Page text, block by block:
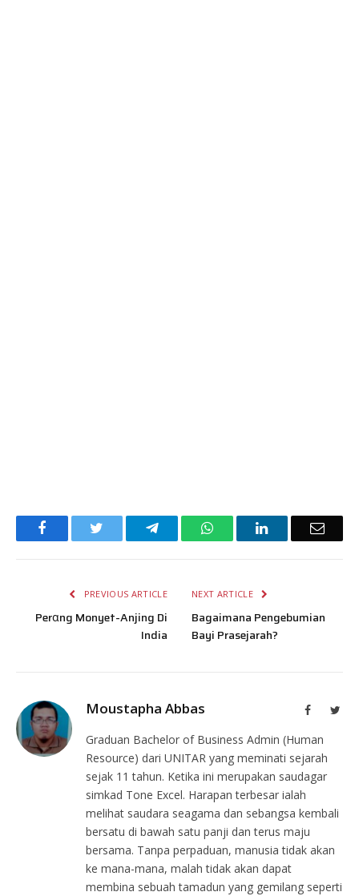
Facebook TelegramWhatsAppLinkedIn Email
PREVIOUS ARTICLE
Perαng Monyet-Anjing Di
India
NEXT ARTICLE
Bagaimana Pengebumian
Bayi Prasejarah?
Moustapha Abbas Facebook
Graduan Bachelor of Business Admin (Human
Resource) dari UNITAR yang meminati sejarah
sejak 11 tahun. Ketika ini merupakan saudagar
simkad Tone Excel. Harapan terbesar ialah
melihat saudara seagama dan sebangsa kembali
bersatu di bawah satu panji dan terus maju
bersama. Tanpa perpaduan, manusia tidak akan
ke mana-mana, malah tidak akan dapat
membina sebuah tamadun yang gemilang seperti